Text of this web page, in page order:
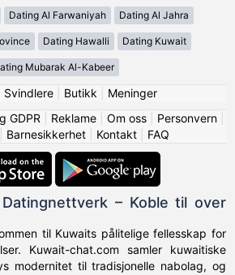
Dating Al Farwaniyah Dating Al Jahra
Dating Hawalli Dating Kuwait
Mubarak Al-Kabeer
Svindlere| Butikk
Meninger
GDPR
Reklame| Om oss| Personvern|
Barnesikkerhet Kontakt FAQ
– Koble til over
til Kuwaits pålitelige fellesskap for
Kuwait-chat.com samler kuwaitiske
modernitet til tradisjonelle nabolag, og